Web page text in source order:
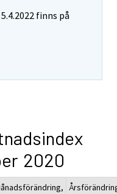
finns på
2020